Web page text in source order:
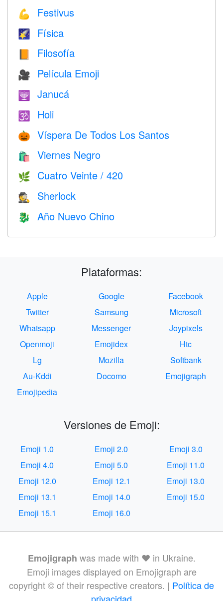
💪 Festivus
🌠 Física
📙 Filosofía
🎥 Película Emoji
🕎 Janucá
🕉 Holi
🎃 Víspera De Todos Los Santos
🛍 Viernes Negro
🌿 Cuatro Veinte / 420
🕵️ Sherlock
🐉 Año Nuevo Chino
Plataformas:
Apple Google
Facebook
Twitter
Samsung
Microsoft
Whatsapp
Messenger
Joypixels
Openmoji
Emojidex
Htc
Lg
Mozilla
Softbank
Au-Kddi
Docomo
Emojigraph
Emojipedia
Versiones de Emoji:
Emoji 1.0 Emoji 2.0
Emoji 3.0
Emoji 4.0
Emoji 5.0
Emoji 11.0
Emoji 12.0
Emoji 12.1
Emoji 13.0
Emoji 13.1
Emoji 14.0
Emoji 15.0
Emoji 15.1
Emoji 16.0
Emojigraph was made with ❤️ in Ukraine.
Emoji images displayed on Emojigraph are
copyright © of their respective creators. | Política de